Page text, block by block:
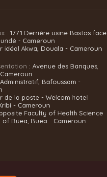
: 1771 Derrière usine Bastos face
- Cameroun
idéal Akwa, Douala - Cameroun
: Avenue des Banques,
Bafoussam -
de la poste - Welcom hotel
- Cameroun
Faculty of Health Science
of Buea, Buea - Cameroun